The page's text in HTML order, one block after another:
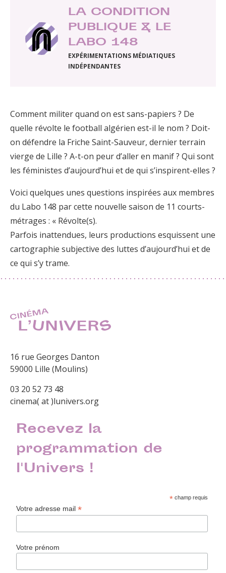
LA CONDITION
PUBLIQUE & LE
LABO 148
EXPÉRIMENTATIONS MÉDIATIQUES
INDÉPENDANTES
Comment militer quand on est sans-papiers ? De
quelle révolte le football algérien est-il le nom ? Doit-
on défendre la Friche Saint-Sauveur, dernier terrain
vierge de Lille ? A-t-on peur d’aller en manif ? Qui sont
les féministes d’aujourd’hui et de qui s’inspirent-elles ?
Voici quelques unes questions inspirées aux membres
du Labo 148 par cette nouvelle saison de 11 courts-
métrages : « Révolte(s).
Parfois inattendues, leurs productions esquissent une
cartographie subjective des luttes d’aujourd’hui et de
ce qui s’y trame.
16 rue Georges Danton
59000 Lille (Moulins)
03 20 52 73 48
cinema( at )lunivers.org
Recevez la
programmation de
l'Univers !
* champ requis
Votre adresse mail*
Votre prénom